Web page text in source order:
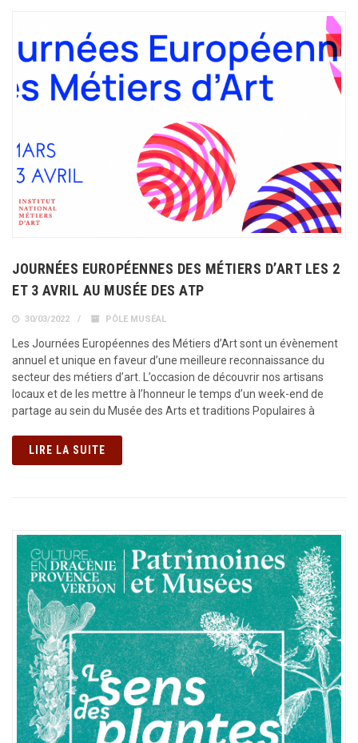
JOURNÉES EUROPÉENNES DES MÉTIERS D’ART LES 2
ET 3 AVRIL AU MUSÉE DES ATP
30/03/2022 PÔLE MUSÉAL
Les Journées Européennes des Métiers d’Art sont un évènement
annuel et unique en faveur d’une meilleure reconnaissance du
secteur des métiers d’art. L’occasion de découvrir nos artisans
locaux et de les mettre à l’honneur le temps d’un week-end de
partage au sein du Musée des Arts et traditions Populaires à
LIRE LA SUITE